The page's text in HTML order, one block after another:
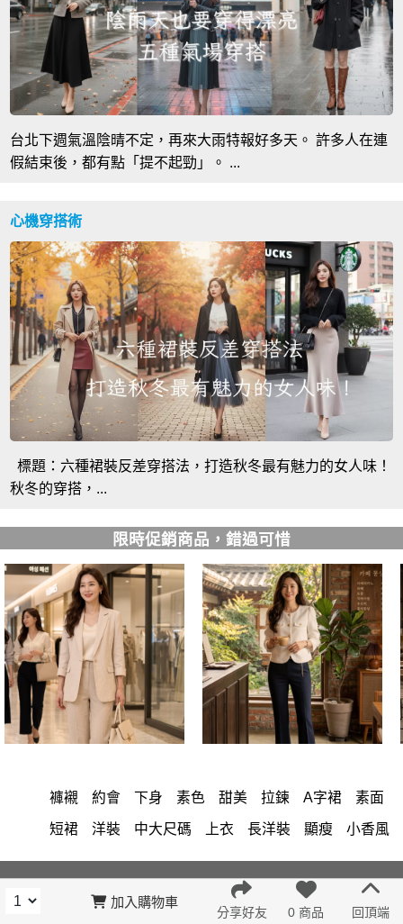
台北下週氣溫陰晴不定，再來大雨特報好多天。 許多人在連
假結束後，都有點「提不起勁」。 ...
心機穿搭術
標題：六種裙裝反差穿搭法，打造秋冬最有魅力的女人味！
秋冬的穿搭，...
限時促銷商品，錯過可惜
褲襯 約會 下身 素色 甜美 拉鍊 A字裙 素面
短裙 洋裝 中大尺碼 上衣 長洋裝 顯瘦 小香風
套裝 褲裙 棉花糖女孩 婚禮 牛仔褲 西裝褲
雪紡 v領 裙子 襯衫 短洋裝 褲 針織
加入購物車
回頂端
0 商品
分享好友